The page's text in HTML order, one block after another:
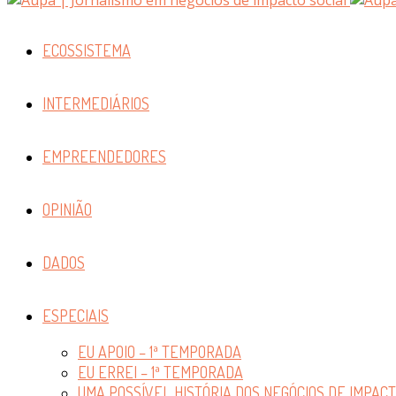
ECOSSISTEMA
INTERMEDIÁRIOS
EMPREENDEDORES
OPINIÃO
DADOS
ESPECIAIS
EU APOIO – 1ª TEMPORADA
EU ERREI – 1ª TEMPORADA